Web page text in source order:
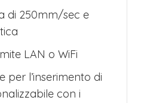
di 250mm/sec e
LAN o WiFi
per l’inserimento di
con i